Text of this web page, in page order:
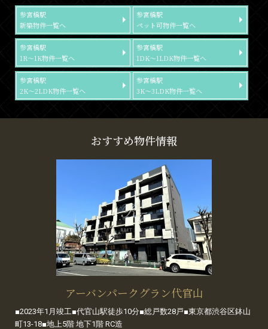
参宮橋駅
新築物件一覧へ
参宮橋駅
ペット可物件一覧へ
参宮橋駅
1R～1K物件一覧へ
参宮橋駅
1DK～1LDK物件一覧へ
参宮橋駅
2K～2LDK物件一覧へ
参宮橋駅
3K～3LDK物件一覧へ
おすすめ物件情報
アーバンパークグラン代官山
■2023年1月竣工■代官山駅徒歩10分■総戸数28戸■東京都渋谷区鉢山
町13-18■地上5階 地下1階 RC造